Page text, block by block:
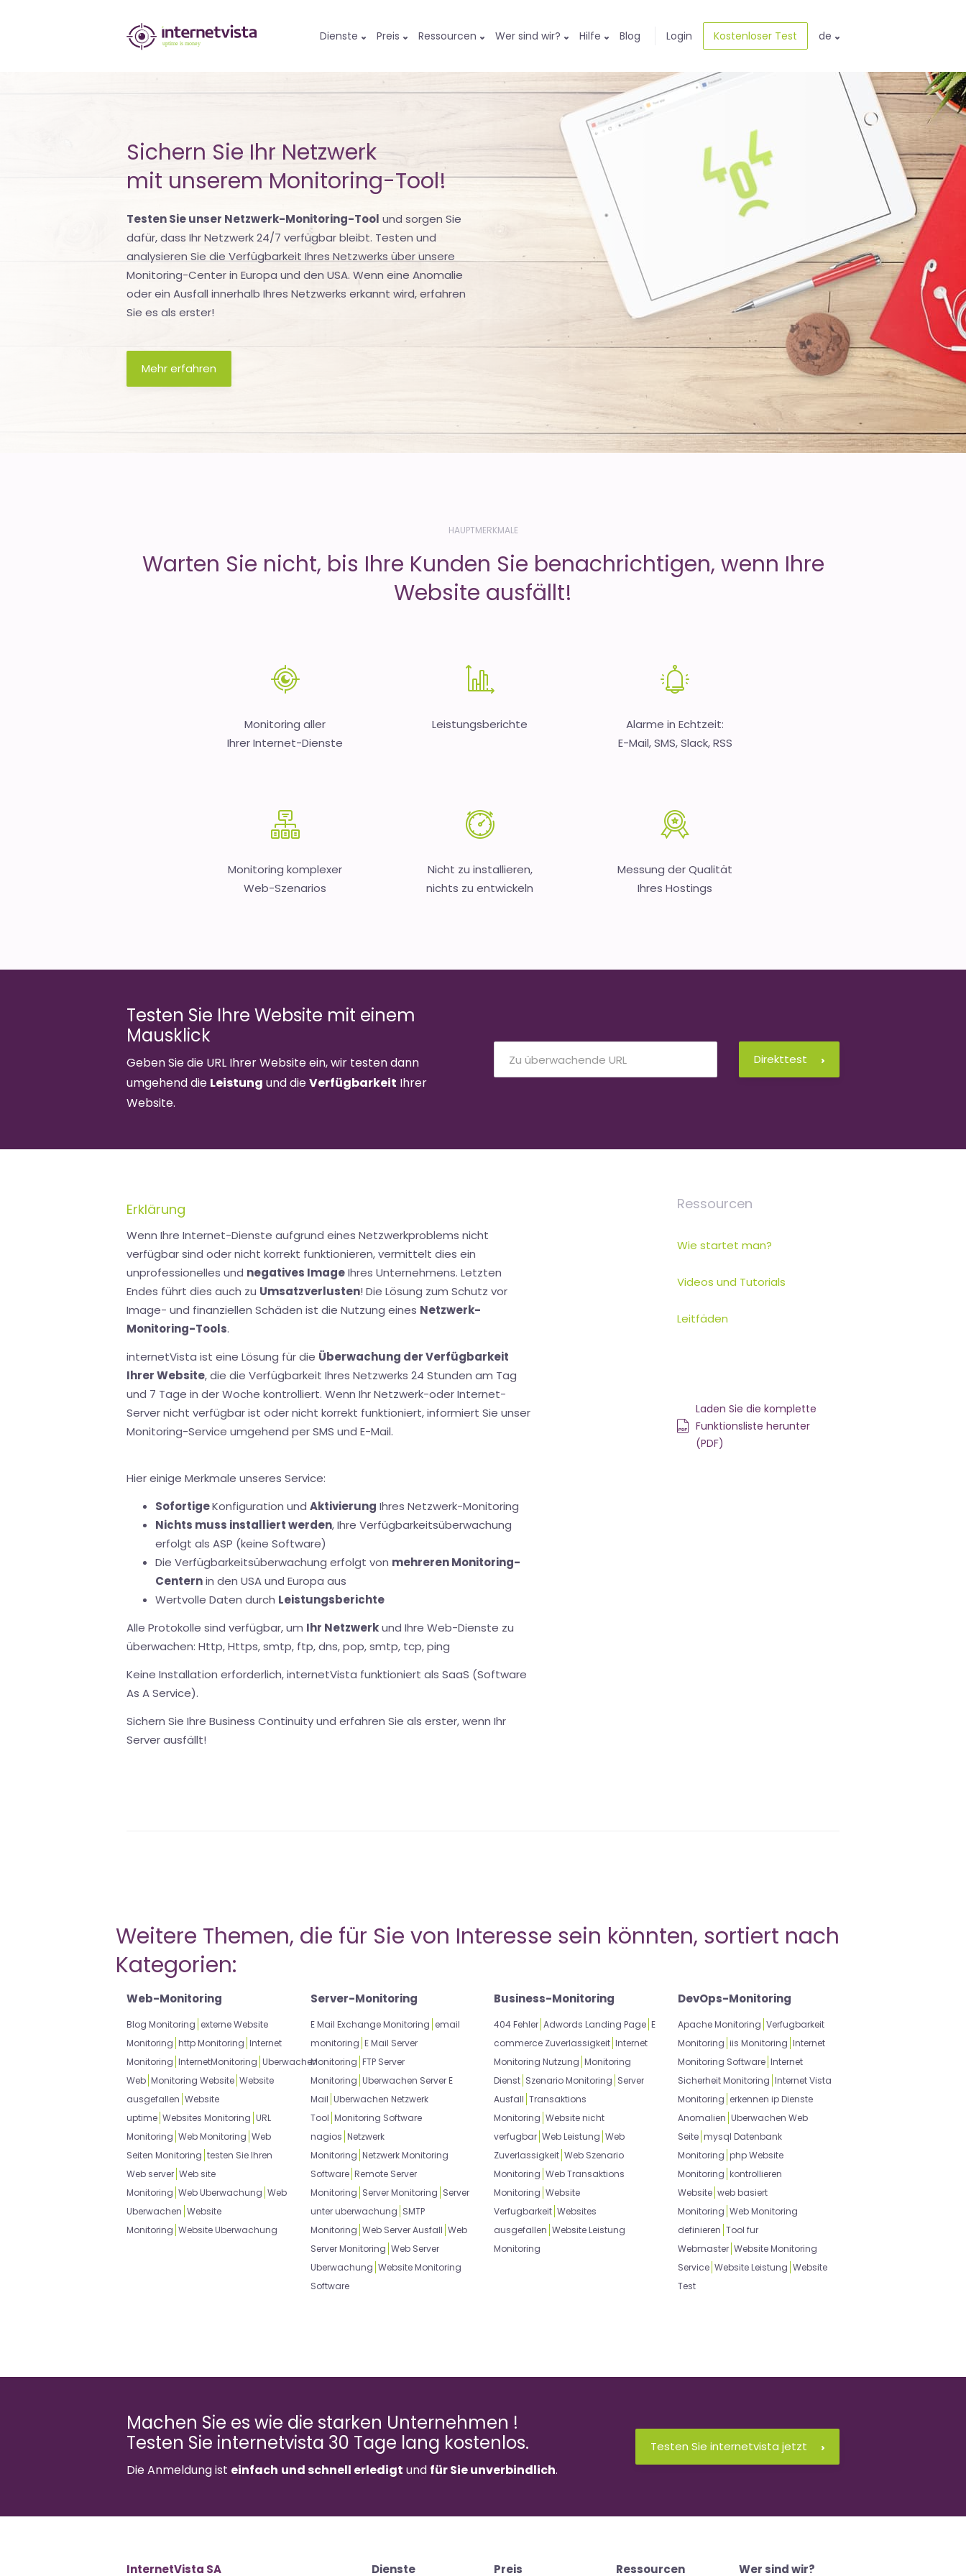
internetvista
von
Websites
Internet-
Diensten
-
Uptime
is
Money
Dienste Preis Ressourcen Wer sind wir? Hilfe Blog Login Kostenloser Test de
Sichern Sie Ihr Netzwerk
mit unserem Monitoring-Tool!
Testen Sie unser Netzwerk-Monitoring-Tool und sorgen Sie
dafür, dass Ihr Netzwerk 24/7 verfügbar bleibt. Testen und
analysieren Sie die Verfügbarkeit Ihres Netzwerks über unsere
Monitoring-Center in Europa und den USA. Wenn eine Anomalie
oder ein Ausfall innerhalb Ihres Netzwerks erkannt wird, erfahren
Sie es als erster!
Mehr erfahren
HAUPTMERKMALE
Warten Sie nicht, bis Ihre Kunden Sie benachrichtigen, wenn Ihre
Website ausfällt!
Monitoring aller
Ihrer Internet-Dienste
Leistungsberichte
Alarme in Echtzeit:
E-Mail, SMS, Slack, RSS
Monitoring komplexer
Web-Szenarios
Nicht zu installieren,
nichts zu entwickeln
Messung der Qualität
Ihres Hostings
Testen Sie Ihre Website mit einem
Mausklick
Geben Sie die URL Ihrer Website ein, wir testen dann
umgehend die Leistung und dieVerfügbarkeit Ihrer
Website.
Direkttest
Erklärung
Wenn Ihre Internet-Dienste aufgrund eines Netzwerkproblems nicht
verfügbar sind oder nicht korrekt funktionieren, vermittelt dies ein
unprofessionelles und negatives ImageIhres Unternehmens. Letzten
Endes führt dies auch zu Umsatzverlusten! Die Lösung zum Schutz vor
Image- und finanziellen Schäden ist die Nutzung eines Netzwerk-
Monitoring-Tools.
internetVista ist eine Lösung für die Überwachung der Verfügbarkeit
Ihrer Website, die die Verfügbarkeit Ihres Netzwerks 24 Stunden am Tag
und 7 Tage in der Woche kontrolliert. Wenn Ihr Netzwerk-oder Internet-
Server nicht verfügbar ist oder nicht korrekt funktioniert, informiert Sie unser
Monitoring-Service umgehend per SMS und E-Mail.
Hier einige Merkmale unseres Service:
SofortigeKonfiguration und Aktivierung Ihres Netzwerk-Monitoring
Nichts muss installiert werden, Ihre Verfügbarkeitsüberwachung
erfolgt als ASP (keine Software)
Die Verfügbarkeitsüberwachung erfolgt von mehreren Monitoring-
Centernin den USA und Europa aus
Wertvolle Daten durch Leistungsberichte
Alle Protokolle sind verfügbar, um Ihr Netzwerkund Ihre Web-Dienste zu
überwachen: Http, Https, smtp, ftp, dns, pop, smtp, tcp, ping
Keine Installation erforderlich, internetVista funktioniert als SaaS (Software
As A Service).
Sichern Sie Ihre Business Continuity und erfahren Sie als erster, wenn Ihr
Server ausfällt!
Ressourcen
Wie startet man?
Videos und Tutorials
Leitfäden
Laden Sie die komplette
Funktionsliste herunter
(PDF)
Weitere Themen, die für Sie von Interesse sein könnten, sortiert nach
Kategorien:
Web-Monitoring
Blog Monitoring externe Website
Monitoring http Monitoring Internet
Monitoring InternetMonitoring Uberwachen
Web Monitoring Website Website
ausgefallen Website
uptime Websites Monitoring URL
Monitoring Web Monitoring Web
Seiten Monitoring testen Sie Ihren
Web server Web site
Monitoring Web Uberwachung Web
Uberwachen Website
Monitoring Website Uberwachung
Server-Monitoring
E Mail Exchange Monitoring email
monitoring E Mail Server
Monitoring FTP Server
Monitoring Uberwachen Server E
Mail Uberwachen Netzwerk
Tool Monitoring Software
nagios Netzwerk
Monitoring Netzwerk Monitoring
Software Remote Server
Monitoring Server Monitoring Server
unter uberwachung SMTP
Monitoring Web Server Ausfall Web
Server Monitoring Web Server
Uberwachung Website Monitoring
Software
Business-Monitoring
404 Fehler Adwords Landing Page E
commerce Zuverlassigkeit Internet
Monitoring Nutzung Monitoring
Dienst Szenario Monitoring Server
Ausfall Transaktions
Monitoring Website nicht
verfugbar Web Leistung Web
Zuverlassigkeit Web Szenario
Monitoring Web Transaktions
Monitoring Website
Verfugbarkeit Websites
ausgefallen Website Leistung
Monitoring
DevOps-Monitoring
Apache Monitoring Verfugbarkeit
Monitoring iis Monitoring Internet
Monitoring Software Internet
Sicherheit Monitoring Internet Vista
Monitoring erkennen ip Dienste
Anomalien Uberwachen Web
Seite mysql Datenbank
Monitoring php Website
Monitoring kontrollieren
Website web basiert
Monitoring Web Monitoring
definieren Tool fur
Webmaster Website Monitoring
Service Website Leistung Website
Test
Machen Sie es wie die starken Unternehmen !
Testen Sie internetvista 30 Tage lang kostenlos.
Die Anmeldung ist einfach und schnell erledigt und für Sie unverbindlich.
Testen Sie internetvista jetzt
InternetVista SA Dienste Preis Ressourcen Wer sind wir?